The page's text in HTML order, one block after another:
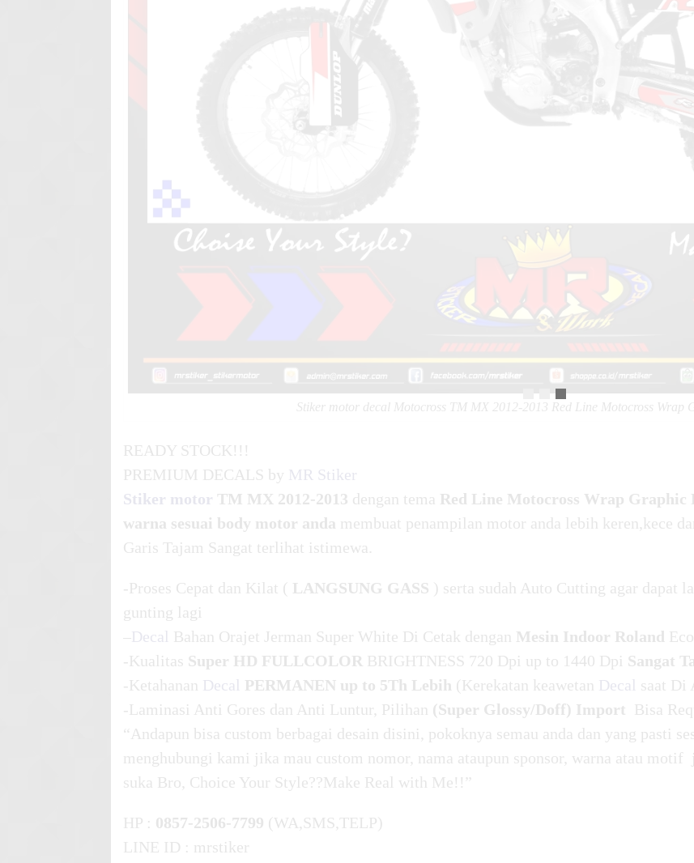
Stiker motor decal Motocross TM MX 2012-2013 Red Line Motocross Wrap
READY STOCK!!!
PREMIUM DECALS by MR Stiker
Stiker motor TM MX 2012-2013 dengan tema Red Line Motocross Wrap Graphic
warna sesuai body motor anda membuat penampilan motor anda lebih keren,kece
Garis Tajam Sangat terlihat istimewa.
-Proses Cepat dan Kilat ( LANGSUNG GASS ) serta sudah Auto Cutting agar dapat
gunting lagi
–Decal Bahan Orajet Jerman Super White Di Cetak dengan Mesin Indoor Roland
-Kualitas Super HD FULLCOLOR BRIGHTNESS 720 Dpi up to 1440 Dpi Sangat
-Ketahanan Decal PERMANEN up to 5Th Lebih (Kerekatan keawetan Decal saat Di
-Laminasi Anti Gores dan Anti Luntur, Pilihan (Super Glossy/Doff) Import Bisa
“Andapun bisa custom berbagai desain disini, pokoknya semau anda dan yang pasti
menghubungi kami jika mau custom nomor, nama ataupun sponsor, warna atau motif
suka Bro, Choice Your Style??Make Real with Me!!”
HP : 0857-2506-7799 (WA,SMS,TELP)
LINE ID : mrstiker